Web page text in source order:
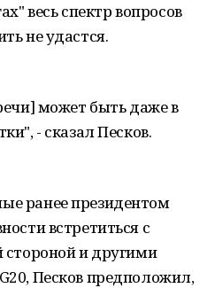
весь спектр вопросов
не удастся.
может быть даже в
- сказал Песков.
ранее президентом
встретиться с
стороной и другими
Песков предположил,